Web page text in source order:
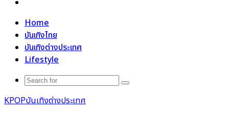
Home
บันเทิงไทย
บันเทิงต่างประเทศ
Lifestyle
Search
KPOPบันเทิงต่างประเทศ